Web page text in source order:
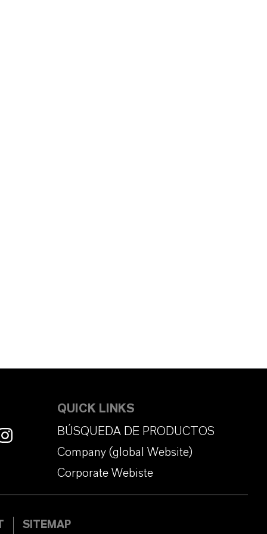
QUICK LINKS
BÚSQUEDA DE PRODUCTOS
Company (global Website)
Corporate Webiste
SITEMAP